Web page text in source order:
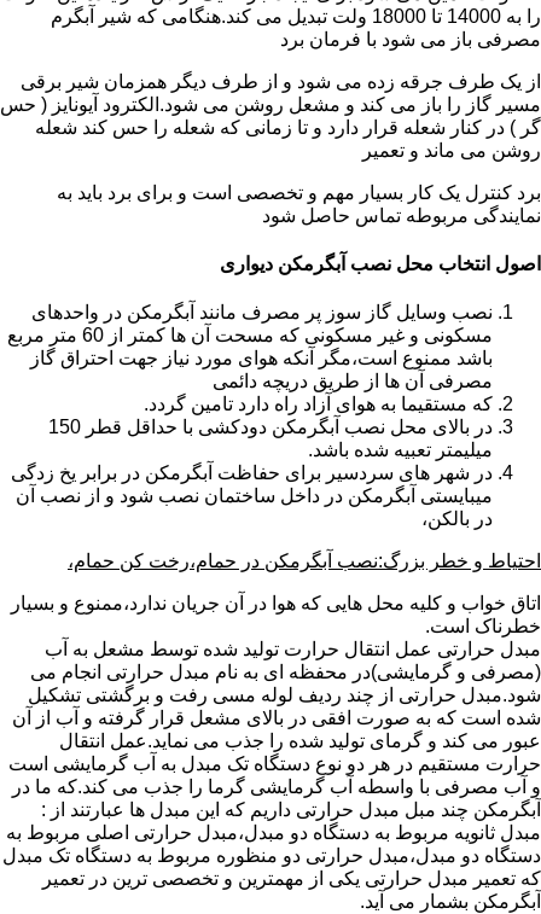
را به 14000 تا 18000 ولت تبدیل می کند.هنگامی که شیر آبگرم
مصرفی باز می شود با فرمان برد
از یک طرف جرقه زده می شود و از طرف دیگر همزمان شیر برقی
مسیر گاز را باز می کند و مشعل روشن می شود.الکترود آیونایز ( حس
گر ) در کنار شعله قرار دارد و تا زمانی که شعله را حس کند شعله
روشن می ماند و تعمیر
برد کنترل یک کار بسیار مهم و تخصصی است و برای برد باید به
نمایندگی مربوطه تماس حاصل شود
اصول انتخاب محل نصب آبگرمکن دیواری
نصب وسایل گاز سوز پر مصرف مانند آبگرمکن در واحدهای
مسکونی و غیر مسکونی که مسحت آن ها کمتر از 60 متر مربع
باشد ممنوع است،مگر آنکه هوای مورد نیاز جهت احتراق گاز
مصرفی آن ها از طریق دریچه دائمی
که مستقیما به هوای آزاد راه دارد تامین گردد.
در بالای محل نصب آبگرمکن دودکشی با حداقل قطر 150
میلیمتر تعبیه شده باشد.
در شهر های سردسیر برای حفاظت آبگرمکن در برابر یخ زدگی
میبایستی آبگرمکن در داخل ساختمان نصب شود و از نصب آن
در بالکن،
احتیاط و خطر بزرگ:نصب آبگرمکن در حمام،رخت کن حمام،
اتاق خواب و کلیه محل هایی که هوا در آن جریان ندارد،ممنوع و بسیار
خطرناک است.
مبدل حرارتی عمل انتقال حرارت تولید شده توسط مشعل به آب
(مصرفی و گرمایشی)در محفظه ای به نام مبدل حرارتی انجام می
شود.مبدل حرارتی از چند ردیف لوله مسی رفت و برگشتی تشکیل
شده است که به صورت افقی در بالای مشعل قرار گرفته و آب از آن
عبور می کند و گرمای تولید شده را جذب می نماید.عمل انتقال
حرارت مستقیم در هر دو نوع دستگاه تک مبدل به آب گرمایشی است
و آب مصرفی با واسطه آب گرمایشی گرما را جذب می کند.که ما در
آبگرمکن چند مبل مبدل حرارتی داریم که این مبدل ها عبارتند از :
مبدل ثانویه مربوط به دستگاه دو مبدل،مبدل حرارتی اصلی مربوط به
دستگاه دو مبدل،مبدل حرارتی دو منظوره مربوط به دستگاه تک مبدل
که تعمیر مبدل حرارتی یکی از مهمترین و تخصصی ترین در تعمیر
آبگرمکن بشمار می آید.